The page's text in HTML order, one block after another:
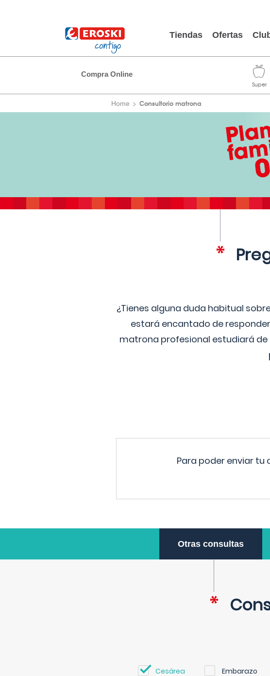
Tiendas Ofertas
Compra Online
Home Consultorio matrona
¿Tienes alguna duda habitual
estará encantado de
matrona profesional estudiará
Para poder enviar tu
Otras consultas
Cesárea Embarazo